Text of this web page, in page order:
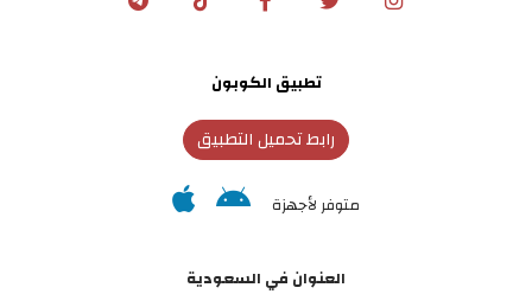
تطبيق الكوبون
رابط تحميل التطبيق
متوفر لأجهزة
العنوان في السعودية